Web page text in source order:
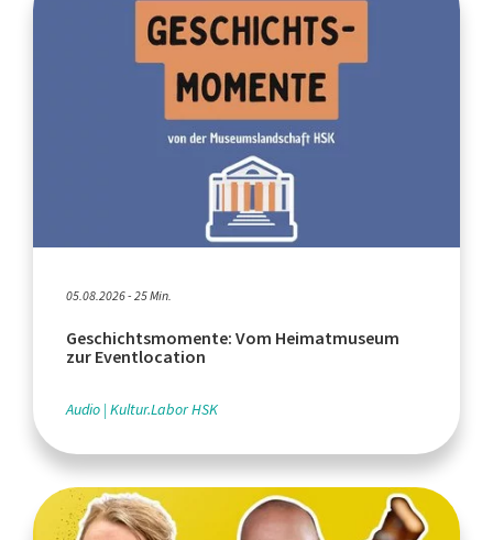
05.08.2026 - 25 Min.
Geschichtsmomente: Vom Heimatmuseum
zur Eventlocation
Audio Kultur.Labor HSK